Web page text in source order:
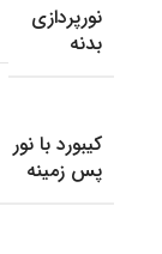
نورپردازی
بدنه
کیبورد با نور
پس زمینه